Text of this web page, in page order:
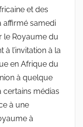
et des
affirmé samedi
le Royaume du
l’invitation à la
en Afrique du
à quelque
certains médias
à une
à